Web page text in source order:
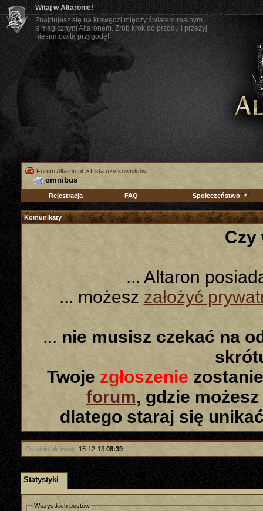
Witaj w Altaronie!
Znajdujesz się na krawędzi między światem realnym,
a magicznym Altaronem. Zrób krok do przodu i przeżyj
niesamowitą przygodę!
Forum Altaron.pl > Lista użytkowników
omnibus
Rejestracja FAQ Społeczeństwo
Komunikaty
Czy
... Altaron
... możeszzałożyć
... nie musisz czekać na
Twoje zgłoszenie
forum, gdzie
dlatego staraj się
Ostatnio aktywny: 15-12-13 08:39
Statystyki
Wszystkich postów